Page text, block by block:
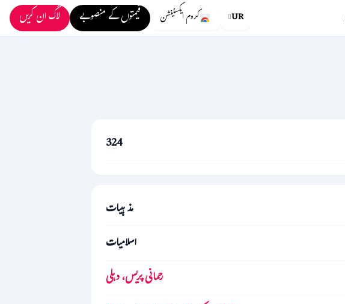
UR کروم ایکسٹینشن قیمتوں کے منصوبے لاگ ان کریں
324
مذہبیات
اسلامیات
رحمانی پریس، دہلی